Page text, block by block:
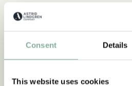
Consent Details
This website uses cookies